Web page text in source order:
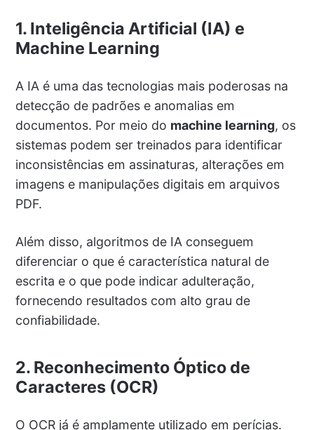
1. Inteligência Artificial (IA) e
Machine Learning
A IA é uma das tecnologias mais poderosas na
detecção de padrões e anomalias em
documentos. Por meio do machine learning, os
sistemas podem ser treinados para identificar
inconsistências em assinaturas, alterações em
imagens e manipulações digitais em arquivos
PDF.
Além disso, algoritmos de IA conseguem
diferenciar o que é característica natural de
escrita e o que pode indicar adulteração,
fornecendo resultados com alto grau de
confiabilidade.
2. Reconhecimento Óptico de
Caracteres (OCR)
O OCR já é amplamente utilizado em perícias.